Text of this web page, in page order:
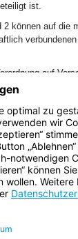
ist.
2 können auf die
auf
verwiesen wird,
Kommune gilt.